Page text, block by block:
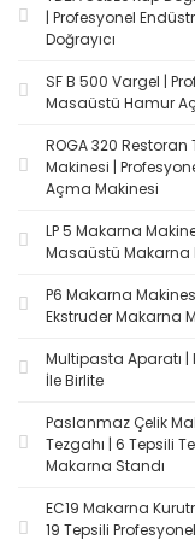
| Profesyonel
Doğrayıcı
SF B 500 Vargel |
Masaüstü Hamur
ROGA 320
Makinesi |
Açma Makinesi
LP 5 Makarna
Masaüstü Makarna
P6 Makarna
Ekstruder Makarna
Multipasta Aparatı |
İle Birlite
Paslanmaz Çelik
Tezgahı | 6 Tepsili
Makarna Standı
EC19 Makarna
19 Tepsili